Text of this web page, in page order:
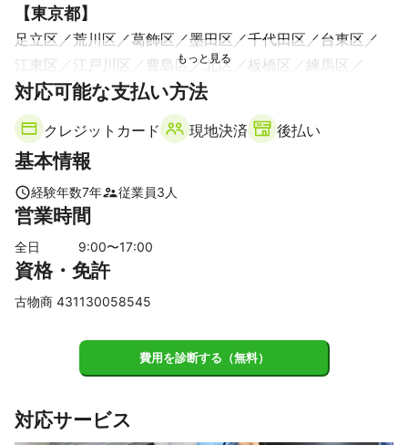
【東京都】
足立区 荒川区 葛飾区 墨田区 千代田区
台東区
江東区
江戸川区 豊島区 北区 板橋区
練馬区
清瀬市
瑞穂町 青梅市 東村山市
武蔵村山市
東久留米市 福生市
日の出町
西東京市 立川市 昭島市
国分寺市
あきる野市
府中市
日野市 三鷹市
調布市
多摩市
狛江市
渋谷区 世田谷区
町田市
品川区
【千葉県】
浦安市 船橋市 習志野市
八千代市
千葉市
東松山市 吉見町
対応可能な支払い方法
クレジットカード 現地決済 後払い
基本情報
経験年数7年 従業員3 人
営業時間
全日 9:00〜17:00
資格・免許
古物商 431130058545
費用を診断する（無料）
対応サービス